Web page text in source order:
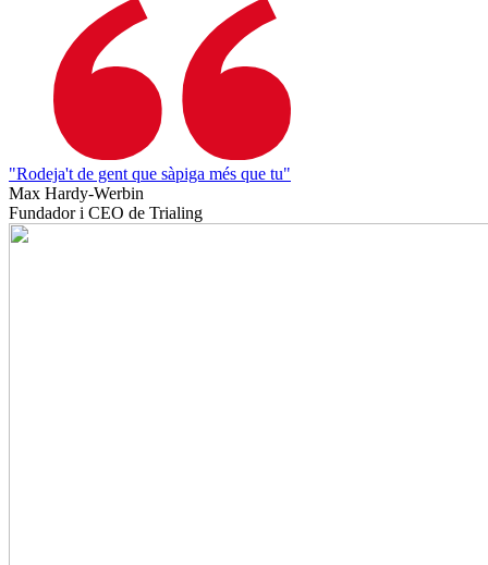
"Rodeja't de gent que sàpiga més que tu"
Max Hardy-Werbin
Fundador i CEO de Trialing